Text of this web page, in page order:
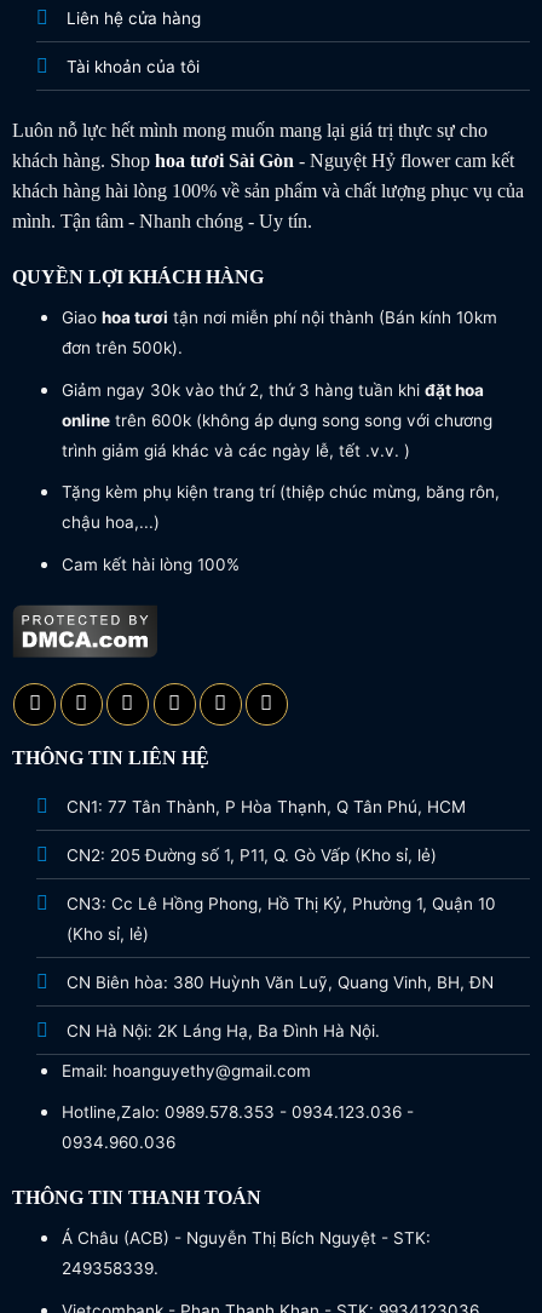
Liên hệ cửa hàng
Tài khoản của tôi
Luôn nỗ lực hết mình mong muốn mang lại giá trị thực sự cho
khách hàng. Shop hoa tươiSài Gòn- Nguyệt Hỷ flower cam kết
khách hàng hài lòng 100% về sản phẩm và chất lượng phục vụ của
mình. Tận tâm - Nhanh chóng - Uy tín.
QUYỀN LỢI KHÁCH HÀNG
Giao hoa tươi tận nơi miễn phí nội thành (Bán kính 10km
đơn trên 500k).
Giảm ngay 30k vào thứ 2, thứ 3 hàng tuần khi đặt hoa
onlinetrên 600k (không áp dụng song song với chương
trình giảm giá khác và các ngày lễ, tết .v.v. )
Tặng kèm phụ kiện trang trí (thiệp chúc mừng, băng rôn,
chậu hoa,...)
Cam kết hài lòng 100%
THÔNG TIN LIÊN HỆ
CN1: 77 Tân Thành, P Hòa Thạnh, Q Tân Phú, HCM
CN2: 205 Đường số 1, P11, Q. Gò Vấp (Kho sỉ, lẻ)
CN3: Cc Lê Hồng Phong, Hồ Thị Kỷ, Phường 1, Quận 10
(Kho sỉ, lẻ)
CN Biên hòa: 380 Huỳnh Văn Luỹ, Quang Vinh, BH, ĐN
CN Hà Nội: 2K Láng Hạ, Ba Đình Hà Nội.
Email: hoanguyethy@gmail.com
Hotline,Zalo: 0989.578.353 - 0934.123.036 -
0934.960.036
THÔNG TIN THANH TOÁN
Á Châu (ACB) - Nguyễn Thị Bích Nguyệt - STK:
249358339.